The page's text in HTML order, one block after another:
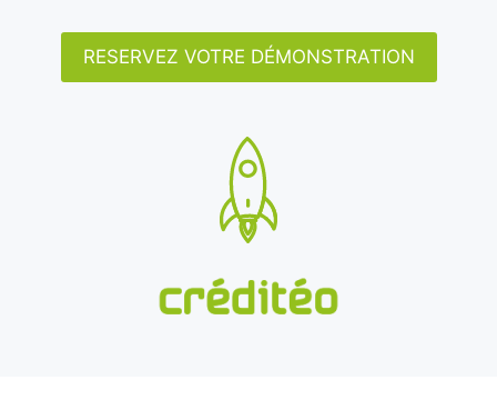
RESERVEZ VOTRE DÉMONSTRATION